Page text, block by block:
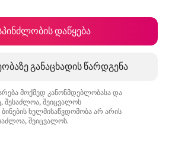
დაწყება
განაცხადის წარდგენა
მოქმედ კანონმდებლობასა და
შესაძლოა, შეიცვალოს
ხელმისაწვდომობა არ არის
შეიცვალოს.